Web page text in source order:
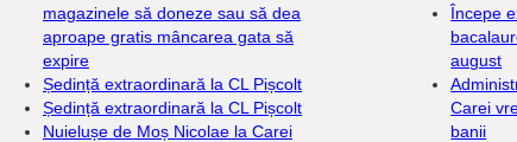
magazinele să doneze sau să dea
aproape gratis mâncarea gata să
expire
Ședință extraordinară la CL Pișcolt
Ședință extraordinară la CL Pișcolt
Nuielușe de Moș Nicolae la Carei
Începe
august
Carei
banii